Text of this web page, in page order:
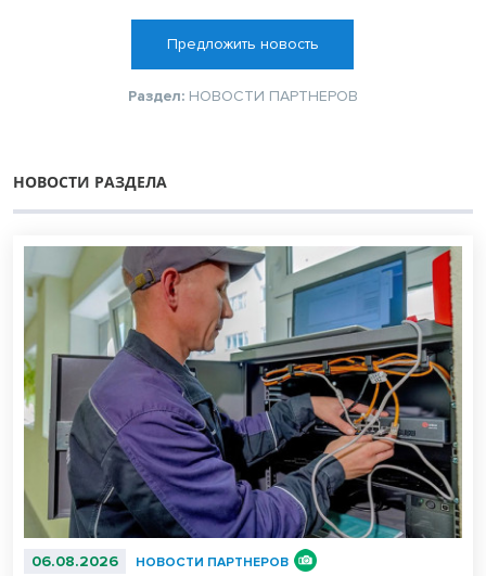
Предложить новость
Раздел: НОВОСТИ ПАРТНЕРОВ
НОВОСТИ РАЗДЕЛА
06.08.2026 НОВОСТИ ПАРТНЕРОВ